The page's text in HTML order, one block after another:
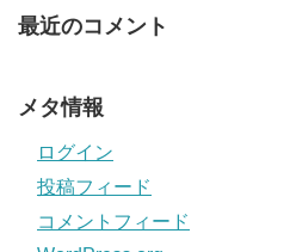
最近のコメント
メタ情報
ログイン
投稿フィード
コメントフィード